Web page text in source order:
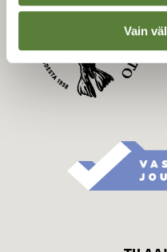
Vain